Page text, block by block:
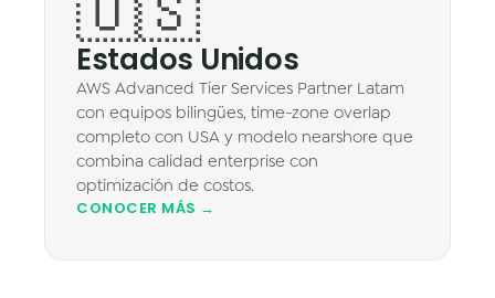
Estados Unidos
AWS Advanced Tier Services Partner Latam
con equipos bilingües, time-zone overlap
completo con USA y modelo nearshore que
combina calidad enterprise con
optimización de costos.
CONOCER MÁS →